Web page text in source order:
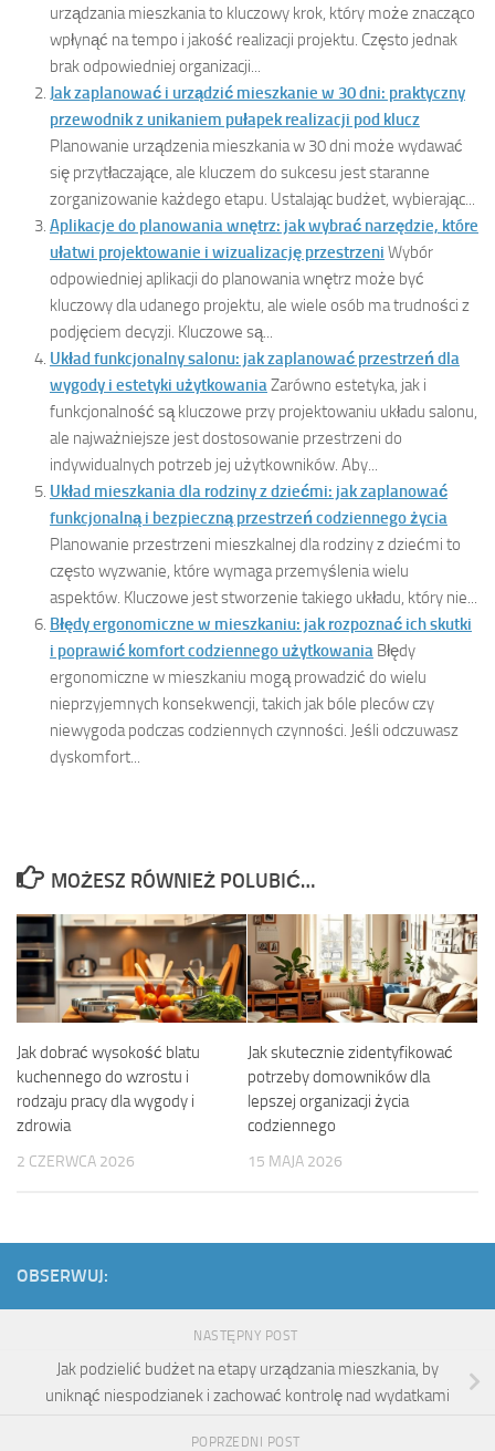
urządzania mieszkania to kluczowy krok, który może znacząco
wpłynąć na tempo i jakość realizacji projektu. Często jednak
brak odpowiedniej organizacji...
Jak zaplanować i urządzić mieszkanie w 30 dni: praktyczny
przewodnik z unikaniem pułapek realizacji pod klucz
Planowanie urządzenia mieszkania w 30 dni może wydawać
się przytłaczające, ale kluczem do sukcesu jest staranne
zorganizowanie każdego etapu. Ustalając budżet, wybierając...
Aplikacje do planowania wnętrz: jak wybrać narzędzie, które
ułatwi projektowanie i wizualizację przestrzeni Wybór
odpowiedniej aplikacji do planowania wnętrz może być
kluczowy dla udanego projektu, ale wiele osób ma trudności z
podjęciem decyzji. Kluczowe są...
Układ funkcjonalny salonu: jak zaplanować przestrzeń dla
wygody i estetyki użytkowaniaZarówno estetyka, jak i
funkcjonalność są kluczowe przy projektowaniu układu salonu,
ale najważniejsze jest dostosowanie przestrzeni do
indywidualnych potrzeb jej użytkowników. Aby...
Układ mieszkania dla rodziny z dziećmi: jak zaplanować
funkcjonalną i bezpieczną przestrzeń codziennego życia
Planowanie przestrzeni mieszkalnej dla rodziny z dziećmi to
często wyzwanie, które wymaga przemyślenia wielu
aspektów. Kluczowe jest stworzenie takiego układu, który nie...
Błędy ergonomiczne w mieszkaniu: jak rozpoznać ich skutki
i poprawić komfort codziennego użytkowania Błędy
ergonomiczne w mieszkaniu mogą prowadzić do wielu
nieprzyjemnych konsekwencji, takich jak bóle pleców czy
niewygoda podczas codziennych czynności. Jeśli odczuwasz
dyskomfort...
MOŻESZ RÓWNIEŻ POLUBIĆ…
Jak dobrać wysokość blatu
kuchennego do wzrostu i
rodzaju pracy dla wygody i
zdrowia
2 CZERWCA 2026
Jak skutecznie zidentyfikować
potrzeby domowników dla
lepszej organizacji życia
codziennego
15 MAJA 2026
OBSERWUJ:
NASTĘPNY POST
Jak podzielić budżet na etapy urządzania mieszkania, by
uniknąć niespodzianek i zachować kontrolę nad wydatkami
POPRZEDNI POST